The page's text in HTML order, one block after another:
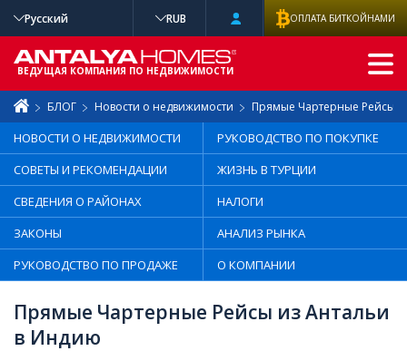
БЛОГ Новости о недвижимости Прямые Чартерные Рейсы
НОВОСТИ О НЕДВИЖИМОСТИ
РУКОВОДСТВО ПО ПОКУПКЕ
СОВЕТЫ И РЕКОМЕНДАЦИИ
ЖИЗНЬ В ТУРЦИИ
СВЕДЕНИЯ О РАЙОНАХ
НАЛОГИ
ЗАКОНЫ
АНАЛИЗ РЫНКА
РУКОВОДСТВО ПО ПРОДАЖЕ
О КОМПАНИИ
Прямые Чартерные Рейсы из Антальи
в Индию
Русский RUB ОПЛАТА БИТКОЙНАМИ
ВЕДУЩАЯ КОМПАНИЯ ПО НЕДВИЖИМОСТИ
РАСШИРЕННЫ
Й ПОИСК